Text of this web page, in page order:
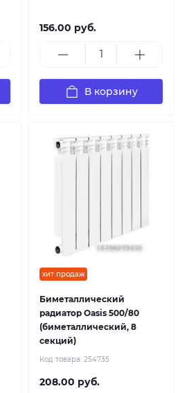
156.00 руб.
В корзину
хит продаж
Биметаллический
радиатор Oasis 500/80
(биметаллический, 8
секций)
Код товара: 254735
208.00 руб.